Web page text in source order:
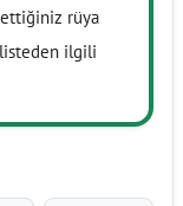
rüya
ilgili